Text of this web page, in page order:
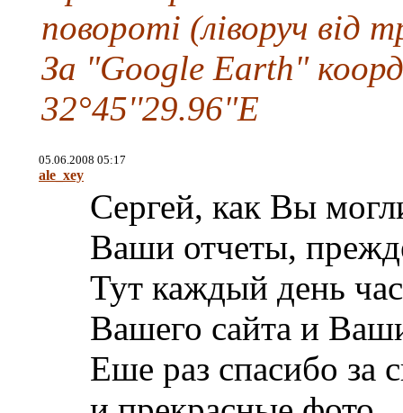
повороті (ліворуч від
За "Google Earth"
32°45''29.96"E
05.06.2008 05:17
ale_xey
Сергей, как Вы
Ваши отчеты,
Тут каждый день
Вашего сайта и
Еше раз спасибо за